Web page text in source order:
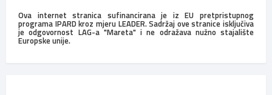
Ova internet stranica sufinancirana je iz EU pretpristupnog
programa IPARD kroz mjeru LEADER. Sadržaj ove stranice isključiva
je odgovornost LAG-a "Mareta" i ne odražava nužno stajalište
Europske unije.